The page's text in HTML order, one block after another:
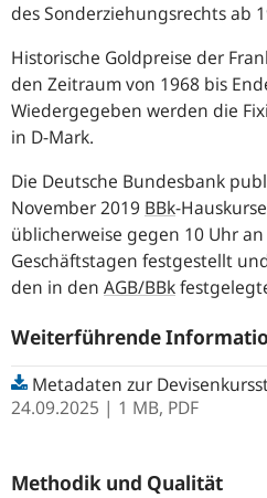
des Sonderziehungsrechts ab
Historische Goldpreise der
den Zeitraum von 1968 bis
Wiedergegeben werden die
in D-Mark.
Die Deutsche Bundesbank
November 2019 BBk-
üblicherweise gegen 10 Uhr
Geschäftstagen festgestellt
den in den AGB/BBk
Weiterführende
Metadaten zur
24.09.2025 | 1 MB, PDF
Methodik und Qualität